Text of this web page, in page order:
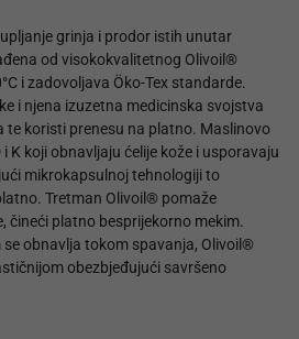
grinja i prodor istih unutar
od visokokvalitetnog Olivoil®
i zadovoljava Öko-Tex standarde.
i njena izuzetna medicinska svojstva
te koristi prenesu na platno. Maslinovo
i K koji obnavljaju ćelije kože i usporavaju
mikrokapsulnoj tehnologiji to
Tretman Olivoil® pomaže
čineći platno besprijekorno mekim.
obnavlja tokom spavanja, Olivoil®
obezbjeđujući savršeno